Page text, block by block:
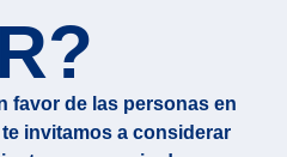
favor de las personas en
invitamos a considerar